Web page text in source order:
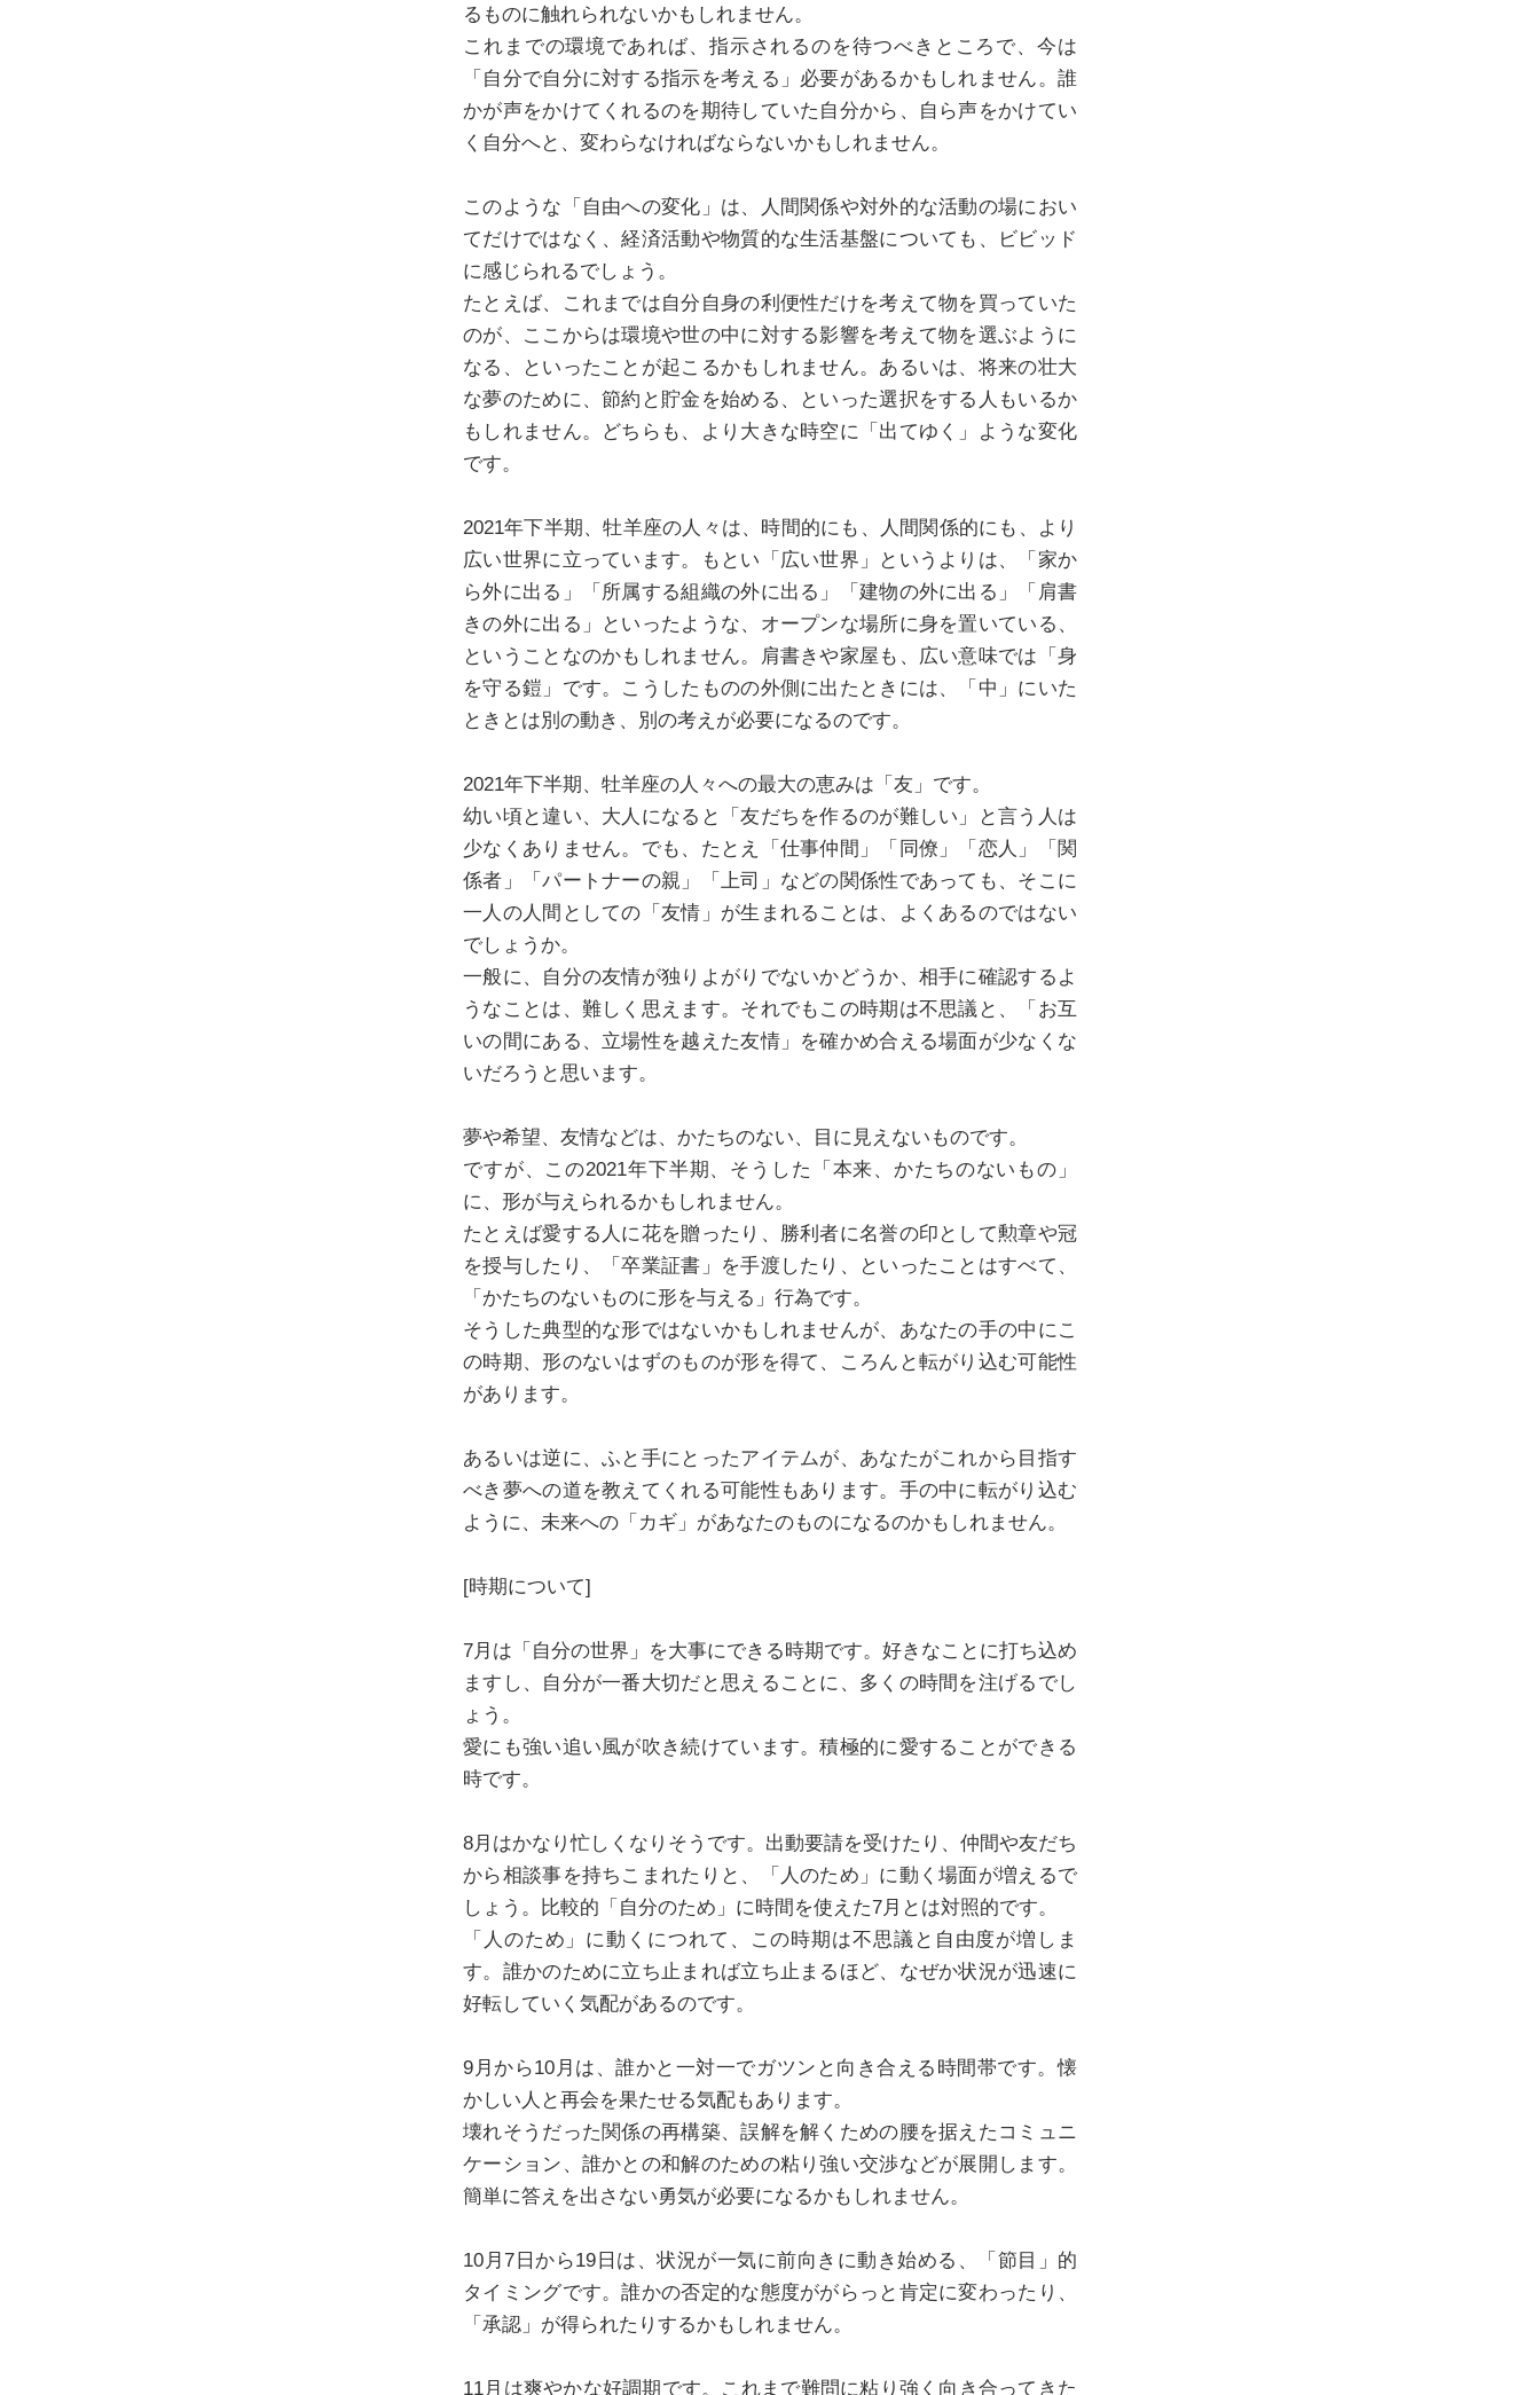
るものに触れられないかもしれません。
これまでの環境であれば、指示されるのを待つべきところで、今は
「自分で自分に対する指示を考える」必要があるかもしれません。誰
かが声をかけてくれるのを期待していた自分から、自ら声をかけてい
く自分へと、変わらなければならないかもしれません。
このような「自由への変化」は、人間関係や対外的な活動の場におい
てだけではなく、経済活動や物質的な生活基盤についても、ビビッド
に感じられるでしょう。
たとえば、これまでは自分自身の利便性だけを考えて物を買っていた
のが、ここからは環境や世の中に対する影響を考えて物を選ぶように
なる、といったことが起こるかもしれません。あるいは、将来の壮大
な夢のために、節約と貯金を始める、といった選択をする人もいるか
もしれません。どちらも、より大きな時空に「出てゆく」ような変化
です。
2021年下半期、牡羊座の人々は、時間的にも、人間関係的にも、より
広い世界に立っています。もとい「広い世界」というよりは、「家か
ら外に出る」「所属する組織の外に出る」「建物の外に出る」「肩書
きの外に出る」といったような、オープンな場所に身を置いている、
ということなのかもしれません。肩書きや家屋も、広い意味では「身
を守る鎧」です。こうしたものの外側に出たときには、「中」にいた
ときとは別の動き、別の考えが必要になるのです。
2021年下半期、牡羊座の人々への最大の恵みは「友」です。
幼い頃と違い、大人になると「友だちを作るのが難しい」と言う人は
少なくありません。でも、たとえ「仕事仲間」「同僚」「恋人」「関
係者」「パートナーの親」「上司」などの関係性であっても、そこに
一人の人間としての「友情」が生まれることは、よくあるのではない
でしょうか。
一般に、自分の友情が独りよがりでないかどうか、相手に確認するよ
うなことは、難しく思えます。それでもこの時期は不思議と、「お互
いの間にある、立場性を越えた友情」を確かめ合える場面が少なくな
いだろうと思います。
夢や希望、友情などは、かたちのない、目に見えないものです。
ですが、この2021年下半期、そうした「本来、かたちのないもの」
に、形が与えられるかもしれません。
たとえば愛する人に花を贈ったり、勝利者に名誉の印として勲章や冠
を授与したり、「卒業証書」を手渡したり、といったことはすべて、
「かたちのないものに形を与える」行為です。
そうした典型的な形ではないかもしれませんが、あなたの手の中にこ
の時期、形のないはずのものが形を得て、ころんと転がり込む可能性
があります。
あるいは逆に、ふと手にとったアイテムが、あなたがこれから目指す
べき夢への道を教えてくれる可能性もあります。手の中に転がり込む
ように、未来への「カギ」があなたのものになるのかもしれません。
[時期について]
7月は「自分の世界」を大事にできる時期です。好きなことに打ち込め
ますし、自分が一番大切だと思えることに、多くの時間を注げるでし
ょう。
愛にも強い追い風が吹き続けています。積極的に愛することができる
時です。
8月はかなり忙しくなりそうです。出動要請を受けたり、仲間や友だち
から相談事を持ちこまれたりと、「人のため」に動く場面が増えるで
しょう。比較的「自分のため」に時間を使えた7月とは対照的です。
「人のため」に動くにつれて、この時期は不思議と自由度が増しま
す。誰かのために立ち止まれば立ち止まるほど、なぜか状況が迅速に
好転していく気配があるのです。
9月から10月は、誰かと一対一でガツンと向き合える時間帯です。懐
かしい人と再会を果たせる気配もあります。
壊れそうだった関係の再構築、誤解を解くための腰を据えたコミュニ
ケーション、誰かとの和解のための粘り強い交渉などが展開します。
簡単に答えを出さない勇気が必要になるかもしれません。
10月7日から19日は、状況が一気に前向きに動き始める、「節目」的
タイミングです。誰かの否定的な態度ががらっと肯定に変わったり、
「承認」が得られたりするかもしれません。
11月は爽やかな好調期です。これまで難問に粘り強く向き合ってきた